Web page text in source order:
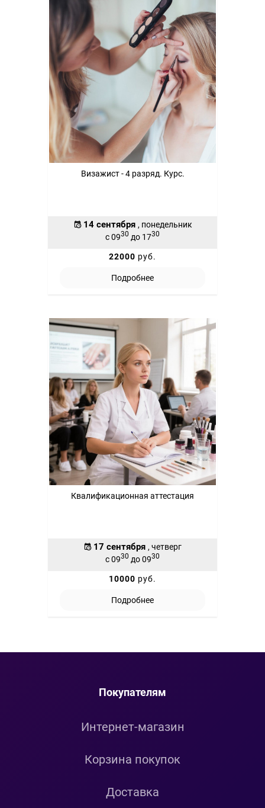
Визажист - 4 разряд. Курс.
14 сентября , понедельник
с 0930 до 1730
22000 руб.
Подробнее
Квалификационная аттестация
17 сентября , четверг
с 0930 до 0930
10000 руб.
Подробнее
Покупателям
Интернет-магазин
Корзина покупок
Доставка